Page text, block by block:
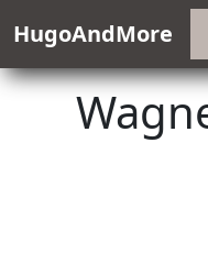
HugoAndMore